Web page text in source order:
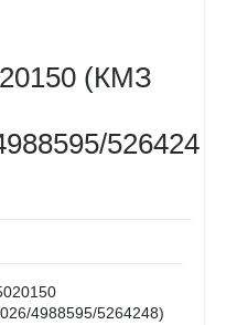
(КМЗ
526424
4988595/5264248)